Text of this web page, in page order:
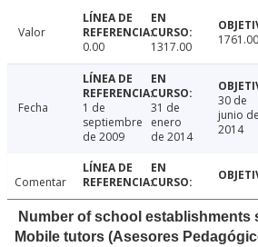
Valor
0.00
1317.00 1761.00
Fecha
1 de
septiembre
de 2009
31 de
enero
de 2014
30 de
junio de
2014
Comentar
Number of school establishments
Mobile tutors (Asesores